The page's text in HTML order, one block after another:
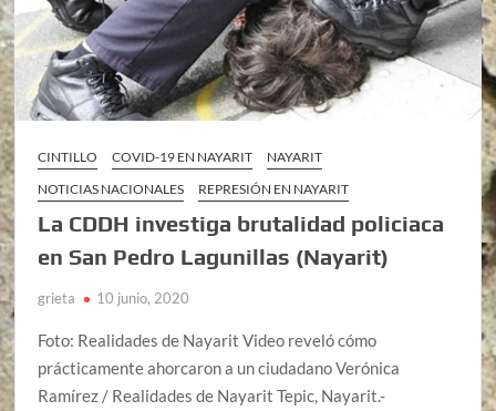
CINTILLO COVID-19 EN NAYARIT
NAYARIT
NOTICIAS NACIONALES
REPRESIÓN EN NAYARIT
La CDDH investiga brutalidad policiaca
en San Pedro Lagunillas (Nayarit)
grieta 10 junio, 2020
Foto: Realidades de Nayarit Video reveló cómo
prácticamente ahorcaron a un ciudadano Verónica
Ramírez / Realidades de Nayarit Tepic, Nayarit.-